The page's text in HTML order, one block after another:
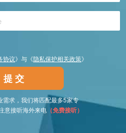
协议》与《隐私保护相关政策》
提 交
需求，我们将匹配最多5家专
意接听海外来电 （免费接听）